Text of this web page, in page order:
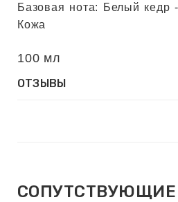
Базовая нота: Белый кедр
Кожа
100 мл
ОТЗЫВЫ